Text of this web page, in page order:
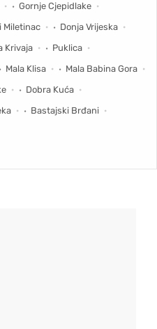
Gornje Cjepidlake
Miletinac
Donja Vrijeska
Krivaja
Puklica
Mala Klisa
Mala Babina Gora
Dobra Kuća
Bastajski Brđani